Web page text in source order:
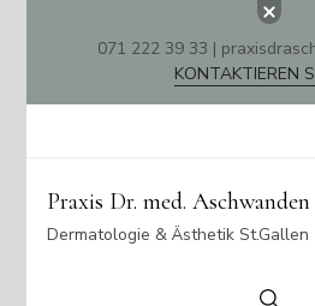
071 222 39 33 |
KONTAKTIEREN
Praxis Dr. med. Aschwanden
Dermatologie & Ästhetik St.Gallen